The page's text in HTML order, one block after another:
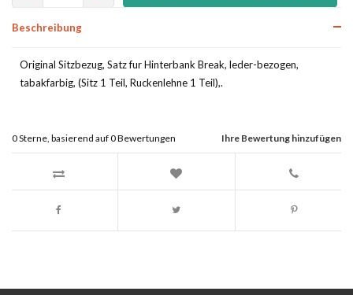
Beschreibung
Original Sitzbezug, Satz fur Hinterbank Break, leder-bezogen,
tabakfarbig, (Sitz 1 Teil, Ruckenlehne 1 Teil),.
Ihre Bewertung hinzufügen
0Sterne, basierend auf0Bewertungen